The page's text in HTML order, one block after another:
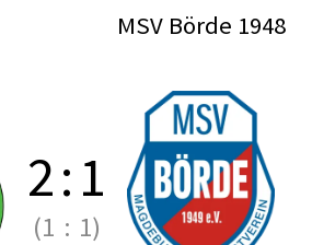
MSV Börde 1948
2:1
(1 : 1)